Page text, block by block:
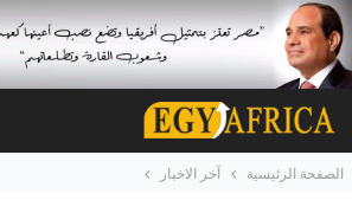
الصفحة الرئيسية آخر الاخبار